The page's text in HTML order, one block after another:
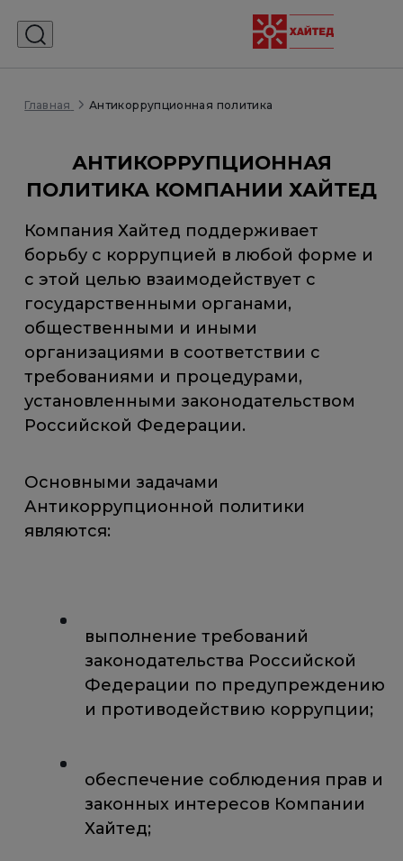
Главная Антикоррупционная политика
АНТИКОРРУПЦИОННАЯ
ПОЛИТИКА КОМПАНИИ ХАЙТЕД
Компания Хайтед поддерживает
борьбу с коррупцией в любой форме и
с этой целью взаимодействует с
государственными органами,
общественными и иными
организациями в соответствии с
требованиями и процедурами,
установленными законодательством
Российской Федерации.
Основными задачами
Антикоррупционной политики
являются:
выполнение требований
законодательства Российской
Федерации по предупреждению
и противодействию коррупции;
обеспечение соблюдения прав и
законных интересов Компании
Хайтед;